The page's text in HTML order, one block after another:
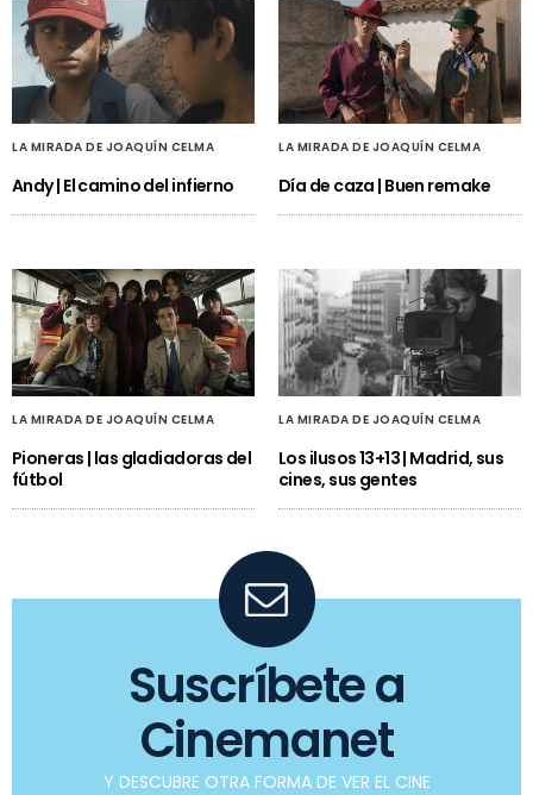
LA MIRADA DE JOAQUÍN CELMA
Andy | El camino del infierno
LA MIRADA DE JOAQUÍN CELMA
Día de caza | Buen remake
LA MIRADA DE JOAQUÍN CELMA
Pioneras | las gladiadoras del
fútbol
LA MIRADA DE JOAQUÍN CELMA
Los ilusos 13+13 | Madrid, sus
cines, sus gentes
Suscríbete a
Cinemanet
Y DESCUBRE OTRA FORMA DE VER EL CINE